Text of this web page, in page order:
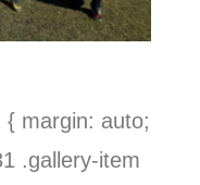
{ margin: auto;
.gallery-item